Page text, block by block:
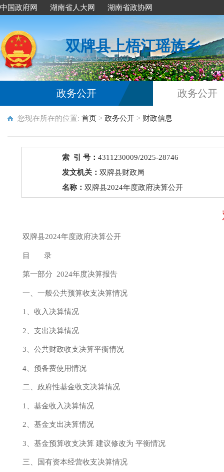
中国政府网 湖南省人大网 湖南省政协网
双牌县上梧江瑶族乡
政务公开 政务公开
您现在所在的位置: 首页 > 政务公开 > 财政信息
索 引 号：4311230009/2025-28746
发文机关：双牌县财政局
名称：双牌县2024年度政府决算公开
双牌县2024年度政府决算公开
目 录
第一部分 2024年度决算报告
一、一般公共预算收支决算情况
1、收入决算情况
2、支出决算情况
3、公共财政收支决算平衡情况
4、预备费使用情况
二、政府性基金收支决算情况
1、基金收入决算情况
2、基金支出决算情况
3、基金预算收支决算 建议修改为 平衡情况
三、国有资本经营收支决算情况